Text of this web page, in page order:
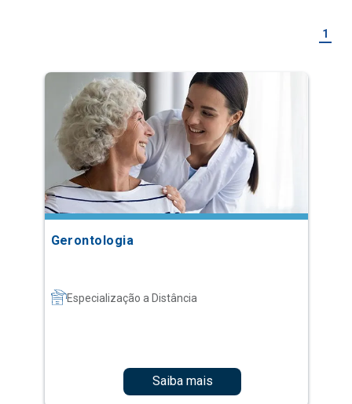
1
Gerontologia
Especialização a Distância
Saiba mais